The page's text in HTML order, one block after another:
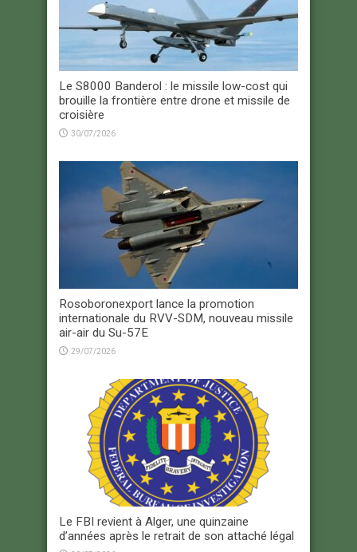
Le S8000 Banderol : le missile low-cost qui
brouille la frontière entre drone et missile de
croisière
30/07/2026
Rosoboronexport lance la promotion
internationale du RVV-SDM, nouveau missile
air-air du Su-57E
29/07/2026
Le FBI revient à Alger, une quinzaine
d’années après le retrait de son attaché légal